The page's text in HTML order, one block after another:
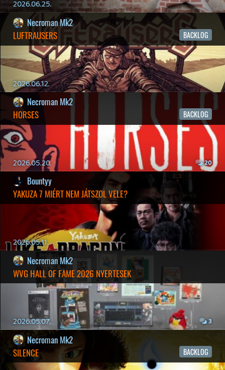
EXD - EXTRA DIMENSIONAL TESZT
2026.04.23. 4
p34c3
LITTLE NIGHTMARES VR: ALTERED ECHOES
TESZT
2026.04.23.
Bountyy
REANIMAL - ELEMZÉS(PODCAST)
2026.04.22.
Necroman Mk2
GLITCHY CUTE LOOP
TESZT
2026.04.14. 11
Necroman Mk2
THE EXIT 8 BACKLOG
2026.04.08.
axl
AACE COMBAT AJÁNLÓ
2026.04.04.
p34c3
ÁPRILISI VÍÁRADAT